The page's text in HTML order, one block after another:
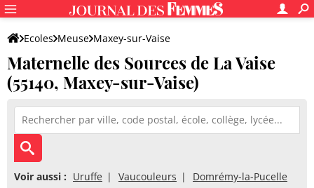
Ecoles Meuse Maxey-sur-Vaise
Maternelle des Sources de La Vaise
Maternelle des Sources de La Vaise
(55140, Maxey-sur-Vaise)
Voir aussi : Uruffe Vaucouleurs Domrémy-la-Pucelle